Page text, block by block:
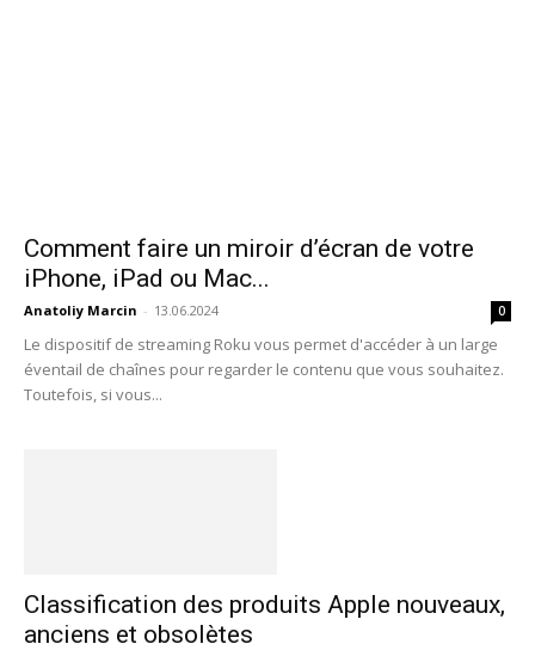
Comment faire un miroir d’écran de votre
iPhone, iPad ou Mac...
Anatoliy Marcin - 13.06.2024 0
Le dispositif de streaming Roku vous permet d'accéder à un large
éventail de chaînes pour regarder le contenu que vous souhaitez.
Toutefois, si vous...
Classification des produits Apple nouveaux,
anciens et obsolètes